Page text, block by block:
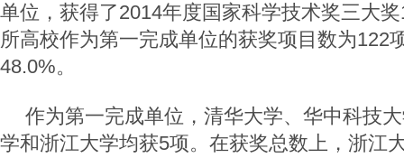
单位，获得了2014年度国家科学技术奖三大
所高校作为第一完成单位的获奖项目数为122
48.0%。
作为第一完成单位，清华大学、华中科技
学和浙江大学均获5项。在获奖总数上，浙江